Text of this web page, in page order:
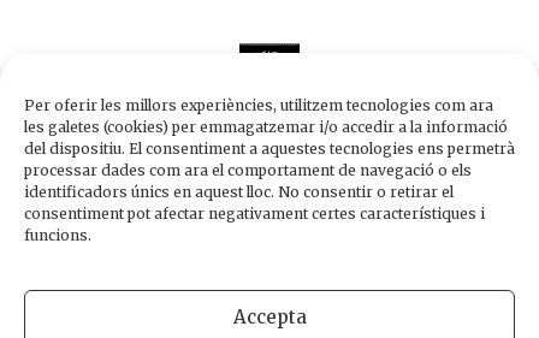
Per oferir les millors experiències, utilitzem tecnologies com ara
les galetes (cookies) per emmagatzemar i/o accedir a la informació
del dispositiu. El consentiment a aquestes tecnologies ens permetrà
processar dades com ara el comportament de navegació o els
identificadors únics en aquest lloc. No consentir o retirar el
consentiment pot afectar negativament certes característiques i
funcions.
Accepta
Edicions de 1984
Carrer Trafalgar, 10, 2n-2a A
Fax 934 854 375
1984@edicions1984.cat